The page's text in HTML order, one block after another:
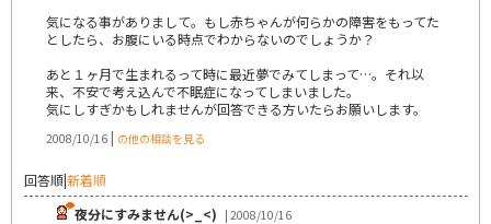
気になる事がありまして。もし赤ちゃんが何らかの障害をもってた
としたら、お腹にいる時点でわからないのでしょうか？
あと１ヶ月で生まれるって時に最近夢でみてしまって…。それ以
来、不安で考え込んで不眠症になってしまいました。
気にしすぎかもしれませんが回答できる方いたらお願いします。
2008/10/16 | の他の相談を見る
回答順|新着順
夜分にすみません(>_<) | 2008/10/16